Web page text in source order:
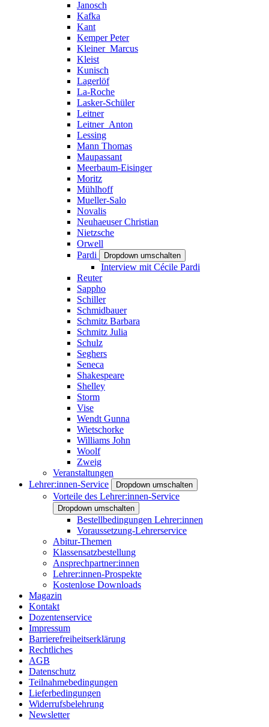
Janosch
Kafka
Kant
Kemper Peter
Kleiner_Marcus
Kleist
Kunisch
Lagerlöf
La-Roche
Lasker-Schüler
Leitner
Leitner_Anton
Lessing
Mann Thomas
Maupassant
Meerbaum-Eisinger
Moritz
Mühlhoff
Mueller-Salo
Novalis
Neuhaeuser Christian
Nietzsche
Orwell
Pardi
Dropdown umschalten
Interview mit Cécile Pardi
Reuter
Sappho
Schiller
Schmidbauer
Schmitz Barbara
Schmitz Julia
Schulz
Seghers
Seneca
Shakespeare
Shelley
Storm
Vise
Wendt Gunna
Wietschorke
Williams John
Woolf
Zweig
Veranstaltungen
Lehrer:innen-Service
Dropdown umschalten
Vorteile des Lehrer:innen-Service
Dropdown umschalten
Bestellbedingungen Lehrer:innen
Voraussetzung-Lehrerservice
Abitur-Themen
Klassensatzbestellung
Ansprechpartner:innen
Lehrer:innen-Prospekte
Kostenlose Downloads
Magazin
Kontakt
Dozentenservice
Impressum
Barrierefreiheitserklärung
Rechtliches
AGB
Datenschutz
Teilnahmebedingungen
Lieferbedingungen
Widerrufsbelehrung
Newsletter